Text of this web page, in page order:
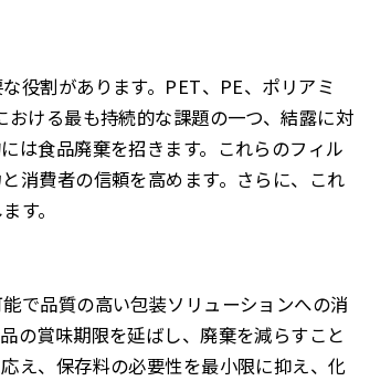
役割があります。PET、PE、ポリアミ
ける最も持続的な課題の一つ、結露に対
は食品廃棄を招きます。これらのフィル
消費者の信頼を高めます。さらに、これ
す。
で品質の高い包装ソリューションへの消
の賞味期限を延ばし、廃棄を減らすこと
え、保存料の必要性を最小限に抑え、化